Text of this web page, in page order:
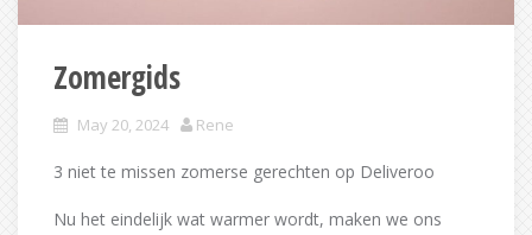
Zomergids
May 20, 2024 Rene
3 niet te missen zomerse gerechten op Deliveroo
Nu het eindelijk wat warmer wordt, maken we ons